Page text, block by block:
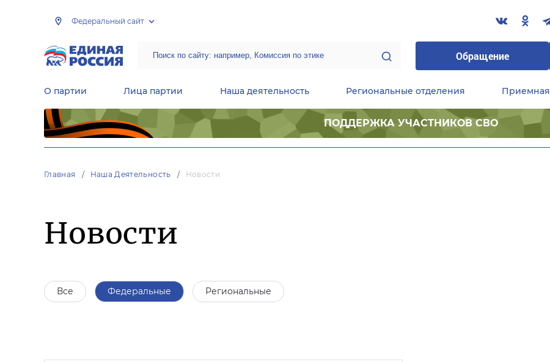
Федеральный сайт
Обращение
О партии Лица партии Наша деятельность Региональные отделения Приемная
ПОДДЕРЖКА УЧАСТНИКОВ СВО
Главная Наша Деятельность Новости
Новости
Все Федеральные Региональные